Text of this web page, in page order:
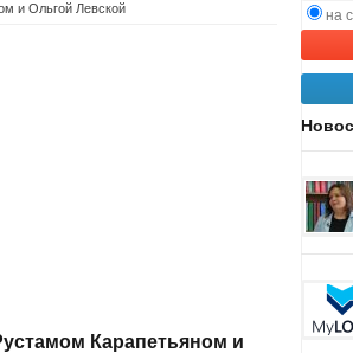
и Ольгой Левской
Карапетьяном и
на